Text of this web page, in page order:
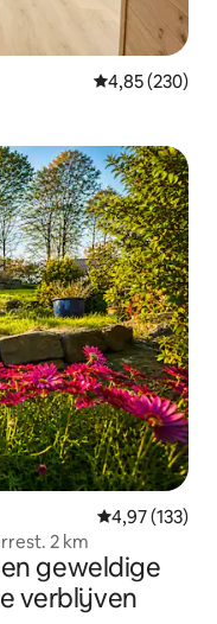
Gemiddelde
4,85 (230)
Gemiddelde
4,97 (133)
2 km
geweldige
verblijven